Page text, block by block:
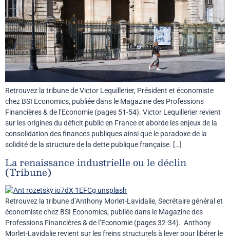
Retrouvez la tribune de Victor Lequillerier, Président et économiste
chez BSI Economics, publiée dans le Magazine des Professions
Financières & de l’Economie (pages 51-54). Victor Lequillerier revient
sur les origines du déficit public en France et aborde les enjeux de la
consolidation des finances publiques ainsi que le paradoxe de la
solidité de la structure de la dette publique française. […]
La renaissance industrielle ou le déclin
(Tribune)
Retrouvez la tribune d’Anthony Morlet-Lavidalie, Secrétaire général et
économiste chez BSI Economics, publiée dans le Magazine des
Professions Financières & de l’Economie (pages 32-34). Anthony
Morlet-Lavidalie revient sur les freins structurels à lever pour libérer le